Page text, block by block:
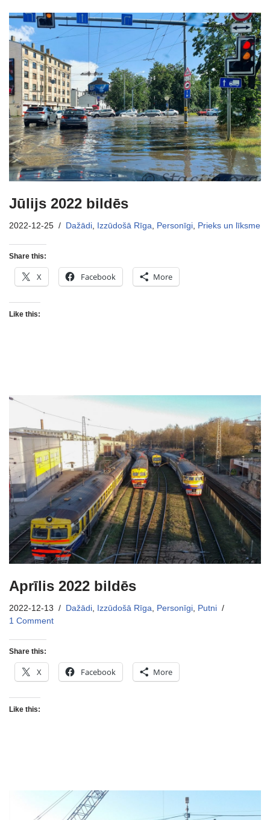
Jūlijs 2022 bildēs
2022-12-25 Dažādi Izzūdošā Rīga Personīgi Prieks un līksme
Share this:
X Facebook More
Like this:
Aprīlis 2022 bildēs
2022-12-13 Dažādi Izzūdošā Rīga Personīgi Putni
1 Comment
Share this:
X Facebook More
Like this: